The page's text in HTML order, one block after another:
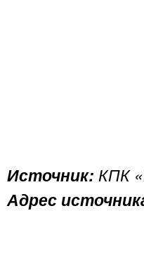
Источник: КПК
Адрес